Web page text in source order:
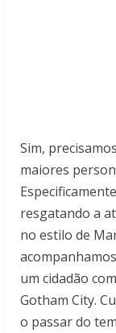
Sim,
maiores
resgatando a
no estilo de
um cidadão
Gotham City.
o passar do